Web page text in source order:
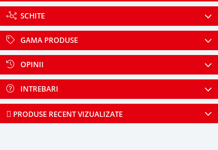
SCHITE
GAMA PRODUSE
OPINII
INTREBARI
PRODUSE RECENT VIZUALIZATE